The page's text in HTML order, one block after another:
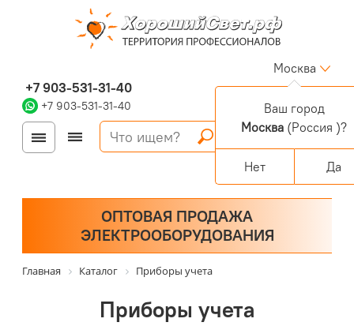
+7 903-531-31-40
+7 903-531-31-40
Москва
Войти
Регистрация
Корзина
0 позиций
Персональный раздел
ОПТОВАЯ ПРОДАЖА
ЭЛЕКТРООБОРУДОВАНИЯ
Главная Каталог Приборы учета
Приборы учета
Ваш город
Москва (Россия )?
Нет Да